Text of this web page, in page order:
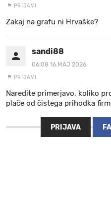
PRIJAVI
Zakaj na grafu ni Hrvaške?
sandi88
06:08 16.MAJ 2026.
PRIJAVI
Naredite primerjavo, koliko
plače od čistega prihodka
PRIJAVA